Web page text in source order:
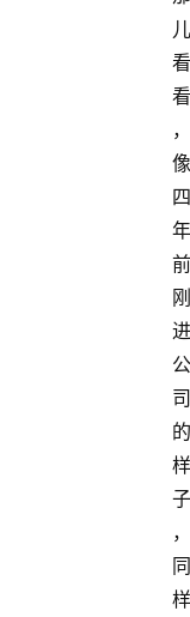
儿
看
看
，
像
四
年
前
刚
进
公
司
的
样
子
，
同
样